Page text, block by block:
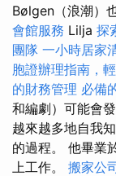
Bølgen（浪潮）
會館服務 Lilja 探
團隊 一小時居家
胞證辦理指南，
的財務管理 必備
和編劇）可能會
越來越多地自我
的過程。 他畢業
上工作。 搬家公